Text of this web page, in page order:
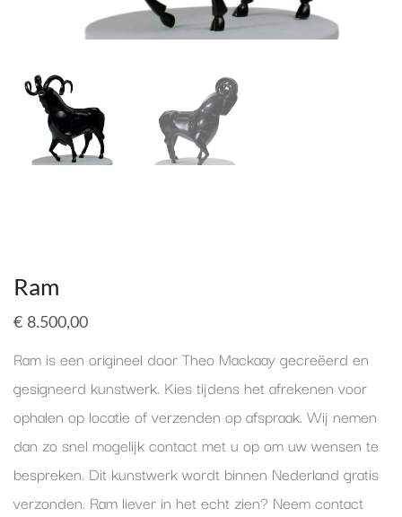
Ram
€ 8.500,00
Ram is een origineel door Theo Mackaay gecreëerd en
gesigneerd kunstwerk. Kies tijdens het afrekenen voor
ophalen op locatie of verzenden op afspraak. Wij nemen
dan zo snel mogelijk contact met u op om uw wensen te
bespreken. Dit kunstwerk wordt binnen Nederland gratis
verzonden. Ram liever in het echt zien? Neem contact